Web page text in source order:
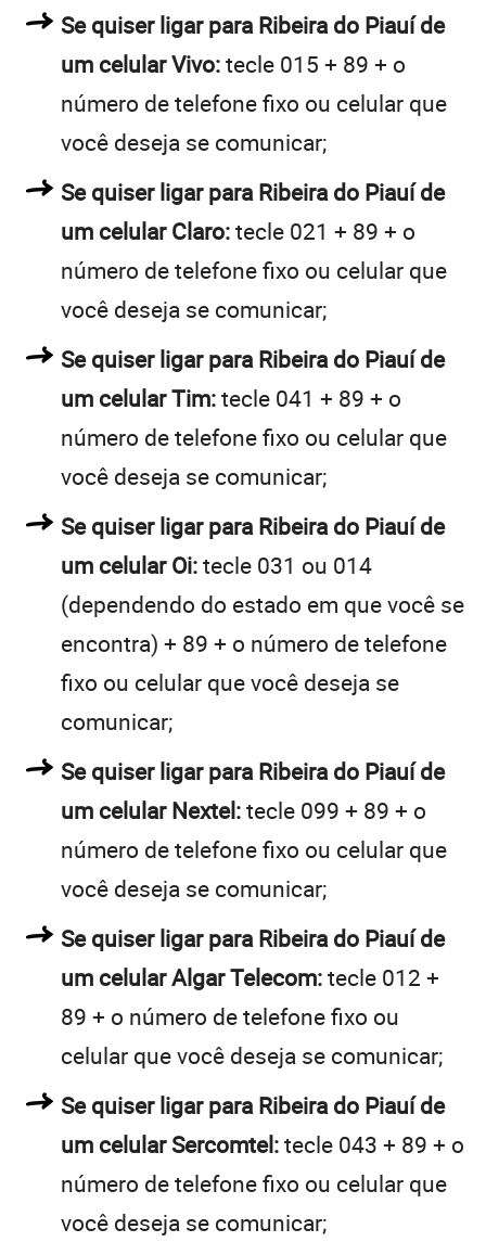
Se quiser ligar para Ribeira do Piauí de
um celular Vivo:tecle 015 + 89 + o
número de telefone fixo ou celular que
você deseja se comunicar;
Se quiser ligar para Ribeira do Piauí de
um celular Claro:tecle 021 + 89 + o
número de telefone fixo ou celular que
você deseja se comunicar;
Se quiser ligar para Ribeira do Piauí de
um celular Tim:tecle 041 + 89 + o
número de telefone fixo ou celular que
você deseja se comunicar;
Se quiser ligar para Ribeira do Piauí de
um celular Oi:tecle 031 ou 014
(dependendo do estado em que você se
encontra) + 89 + o número de telefone
fixo ou celular que você deseja se
comunicar;
Se quiser ligar para Ribeira do Piauí de
um celular Nextel:tecle 099 + 89 + o
número de telefone fixo ou celular que
você deseja se comunicar;
Se quiser ligar para Ribeira do Piauí de
um celular Algar Telecom:tecle 012 +
89 + o número de telefone fixo ou
celular que você deseja se comunicar;
Se quiser ligar para Ribeira do Piauí de
um celular Sercomtel:tecle 043 + 89 + o
número de telefone fixo ou celular que
você deseja se comunicar;